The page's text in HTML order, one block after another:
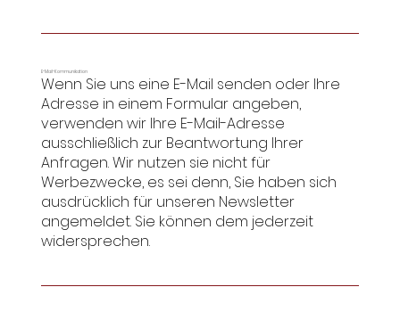
E-Mail-Kommunikation
Wenn Sie uns eine E-Mail senden oder Ihre
Adresse in einem Formular angeben,
verwenden wir Ihre E-Mail-Adresse
ausschließlich zur Beantwortung Ihrer
Anfragen. Wir nutzen sie nicht für
Werbezwecke, es sei denn, Sie haben sich
ausdrücklich für unseren Newsletter
angemeldet. Sie können dem jederzeit
widersprechen.